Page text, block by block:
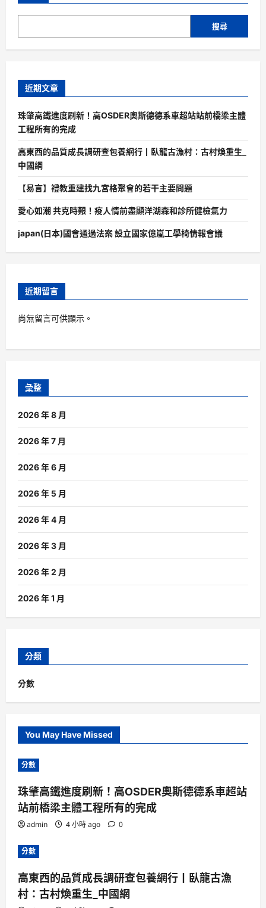
搜尋
近期文章
珠肇高鐵進度刷新！高OSDER奧斯德德系車超站站前橋梁主體
工程所有的完成
高東西的品質成長調研查包養網行丨臥龍古漁村：古村煥重生_
中國網
【易言】禮教重建找九宮格聚會的若干主要問題
愛心如潮 共克時艱！疫人情前盡顯洋湖森和診所健檢氣力
japan(日本)國會通過法案 設立國家億嵐工學椅情報會議
近期留言
尚無留言可供顯示。
彙整
2026 年 8 月
2026 年 7 月
2026 年 6 月
2026 年 5 月
2026 年 4 月
2026 年 3 月
2026 年 2 月
2026 年 1 月
分類
分數
You May Have Missed
分數
珠肇高鐵進度刷新！高OSDER奧斯德德系車超站
站前橋梁主體工程所有的完成
admin 4 小時 ago 0
分數
高東西的品質成長調研查包養網行丨臥龍古漁
村：古村煥重生_中國網